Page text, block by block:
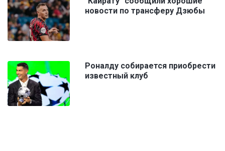
новости по трансферу Дзюбы
Роналду собирается приобрести
известный клуб